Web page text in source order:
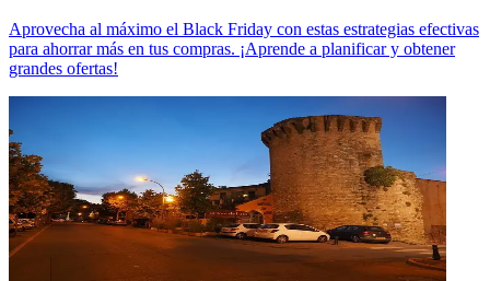
Aprovecha al máximo el Black Friday con estas estrategias efectivas
para ahorrar más en tus compras. ¡Aprende a planificar y obtener
grandes ofertas!